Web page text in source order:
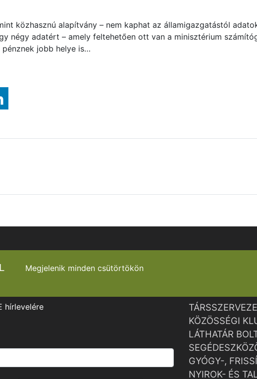
közhasznú alapítvány – nem kaphat az államigazgatástól
négy adatért – amely feltehetően ott van a minisztérium
pénznek jobb helye is…
Megjelenik minden csütörtökön
hírlevelére
KÖZÖSSÉGI
LÁTHATÁR
GYÓGY-,
NYIROK- ÉS